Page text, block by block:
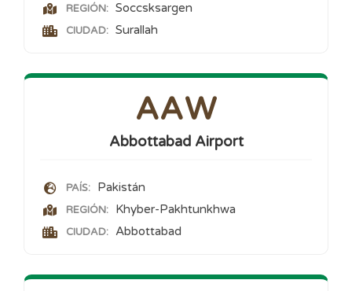
REGIÓN: Soccsksargen
CIUDAD: Surallah
AAW
Abbottabad Airport
PAÍS: Pakistán
REGIÓN: Khyber-Pakhtunkhwa
CIUDAD: Abbottabad